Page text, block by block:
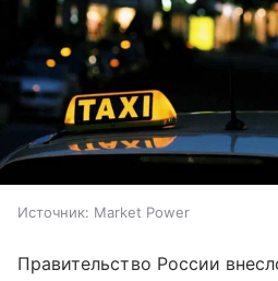
Источник: Market Power
Правительство России